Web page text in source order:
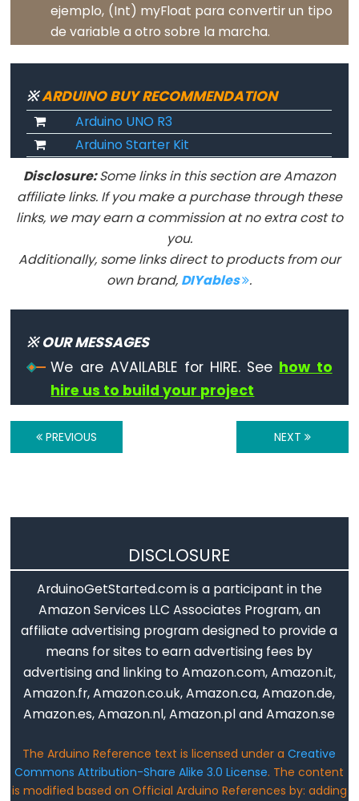
Variable
Scope
Qualifiers
const
Alcance
de
las
variables
volatile
Digital
digitalRead()
pinMode()
analogRead()
analogReference()
analogWrite()
Advanced
noTone()
ejemplo, (Int) myFloat para convertir un tipo
de variable a otro sobre la marcha.
※ARDUINO BUY RECOMMENDATION
Arduino UNO R3
Arduino Starter Kit
Disclosure:Some links in this section are Amazon
affiliate links. If you make a purchase through these
links, we may earn a commission at no extra cost to
you.
Additionally, some links direct to products from our
own brand, DIYables .
※ OUR MESSAGES
We are AVAILABLE for HIRE. See how to
hire us to build your project
PREVIOUS NEXT
DISCLOSURE
ArduinoGetStarted.com is a participant in the
Amazon Services LLC Associates Program, an
affiliate advertising program designed to provide a
means for sites to earn advertising fees by
advertising and linking to Amazon.com, Amazon.it,
Amazon.fr, Amazon.co.uk, Amazon.ca, Amazon.de,
Amazon.es, Amazon.nl, Amazon.pl and Amazon.se
The Arduino Reference text is licensed under aCreative
Commons Attribution-Share Alike 3.0 License. The content
is modified based on Official Arduino References by: adding